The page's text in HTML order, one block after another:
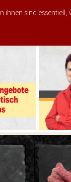
ihnen sind